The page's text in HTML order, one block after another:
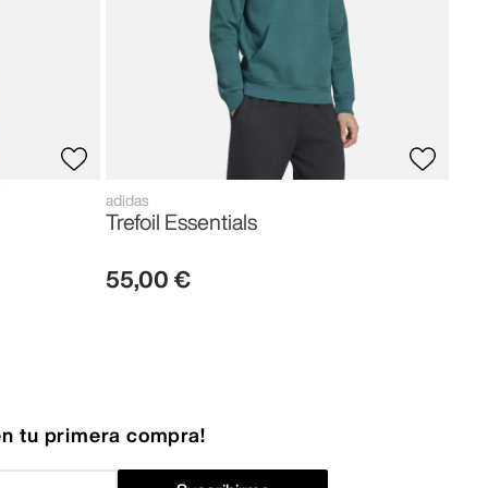
adidas
Trefoil Essentials
55,00 €
tu primera compra!